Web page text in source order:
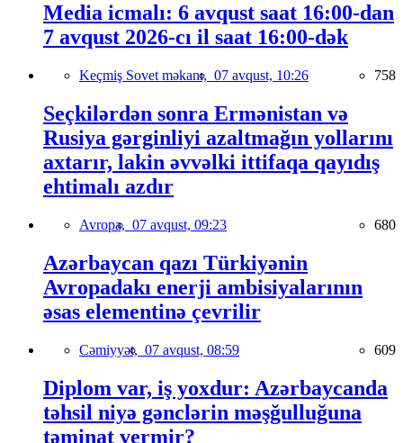
Media icmalı: 6 avqust saat 16:00-dan
7 avqust 2026-cı il saat 16:00-dək
Keçmiş Sovet məkanı, 07 avqust, 10:26 758
Seçkilərdən sonra Ermənistan və
Rusiya gərginliyi azaltmağın yollarını
axtarır, lakin əvvəlki ittifaqa qayıdış
ehtimalı azdır
Avropa, 07 avqust, 09:23 680
Azərbaycan qazı Türkiyənin
Avropadakı enerji ambisiyalarının
əsas elementinə çevrilir
Cəmiyyət, 07 avqust, 08:59 609
Diplom var, iş yoxdur: Azərbaycanda
təhsil niyə gənclərin məşğulluğuna
təminat vermir?